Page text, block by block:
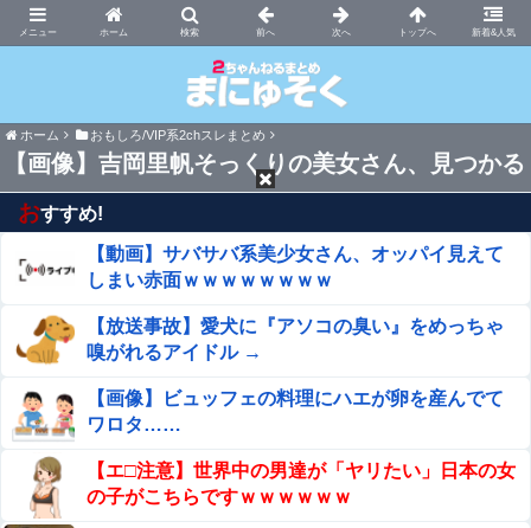
ホーム 新着&人気
まにゅそく 2chまとめニュース速報VIP
ホーム おもしろ/VIP系2chスレまとめ
【画像】吉岡里帆そっくりの美女さん、見つかる
おすすめ!
【動画】サバサバ系美少女さん、オッパイ見えて
しまい赤面ｗｗｗｗｗｗｗｗ
【放送事故】愛犬に『アソコの臭い』をめっちゃ
嗅がれるアイドル →
【画像】ビュッフェの料理にハエが卵を産んでて
ワロタ……
【エ□注意】世界中の男達が「ヤリたい」日本の女
の子がこちらですｗｗｗｗｗｗ